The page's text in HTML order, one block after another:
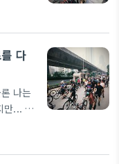
재원,
인 싸
나네...
라이
도
나는
작했
여러
다
나는
만... 어
로 집
영규씨